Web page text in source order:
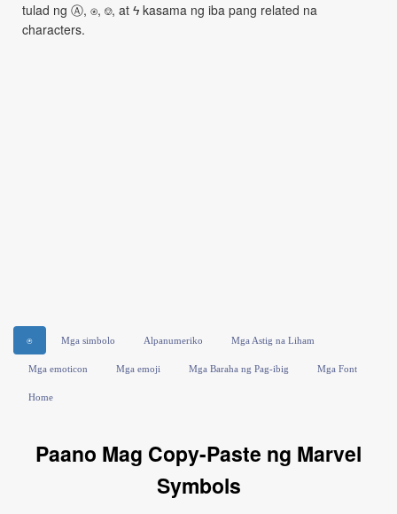
tulad ng Ⓐ, ⍟, ⎊, at ϟ kasama ng iba pang related na
characters.
⍟ Mga simbolo Alpanumeriko Mga Astig na Liham
Mga emoticon Mga emoji Mga Baraha ng Pag-ibig Mga Font
Home
Paano Mag Copy-Paste ng Marvel
Symbols